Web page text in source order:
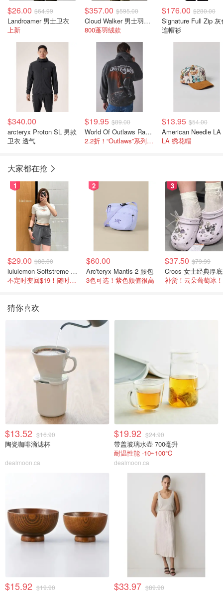
$26.00 $64.99
Landroamer 男士卫衣
上新
$357.00 $595.00
Cloud Walker 男士羽绒连帽衫
800蓬羽绒款
$176.00 $280.00
Signature Full Zip 灰
连帽衫
$340.00
arcteryx Proton SL 男款
卫衣 透气
$19.95 $89.00
World Of Outlaws Racing 连帽卫衣
2.2折！“Outlaws”系列赛车印花
$13.95 $54.00
LA 绣花帽
大家都在抢
1
$29.00 $88.00
lululemon Softstreme 女士高腰短裤 10cm
不定时变回$19！随时点进来看
2
$60.00
Arc'teryx Mantis 2 腰包
3色可选！紫色颜值很高
3
$37.50 $79.99
补货！云朵葡萄冰！
猜你喜欢
$13.52 $16.90
陶瓷咖啡滴滤杯
dealmoon.ca
$19.92 $24.90
带盖玻璃水壶 700毫升
耐温性能 -10~100℃
dealmoon.ca
$15.92 $19.90 $33.97 $89.90